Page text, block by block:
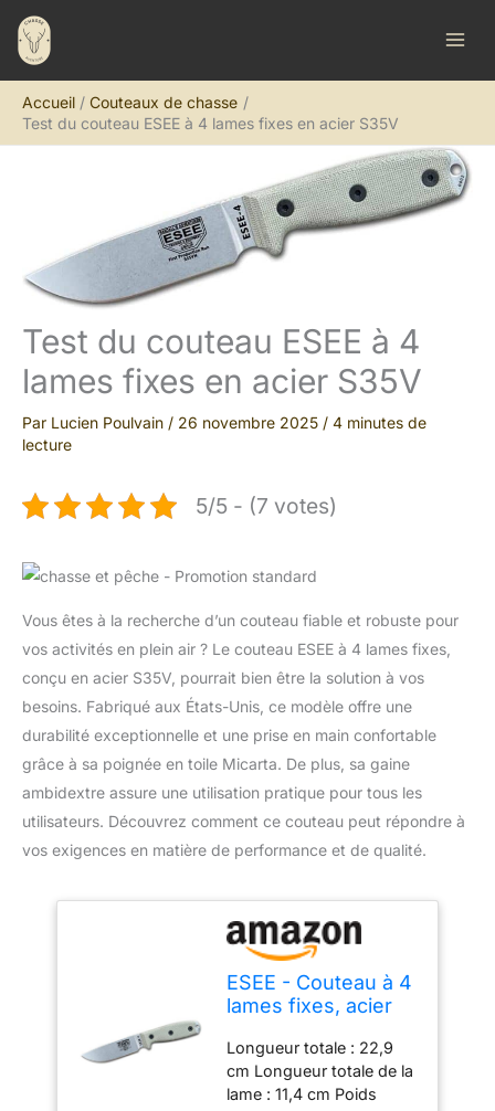
Aller
contenu
Accueil
Couteaux de chasse
Test du couteau ESEE à 4 lames fixes en acier S35V
Test du couteau ESEE à 4
lames fixes en acier S35V
Par Lucien Poulvain / 26 novembre 2025 / 4 minutes de
lecture
5/5 - (7 votes)
Vous êtes à la recherche d’un couteau fiable et robuste pour
vos activités en plein air ? Le couteau ESEE à 4 lames fixes,
conçu en acier S35V, pourrait bien être la solution à vos
besoins. Fabriqué aux États-Unis, ce modèle offre une
durabilité exceptionnelle et une prise en main confortable
grâce à sa poignée en toile Micarta. De plus, sa gaine
ambidextre assure une utilisation pratique pour tous les
utilisateurs. Découvrez comment ce couteau peut répondre à
vos exigences en matière de performance et de qualité.
ESEE - Couteau à 4
lames fixes, acier
ambidextre,
fabriqué aux États-
Unis (toile Micarta)
Longueur totale : 22,9
cm Longueur totale de la
lame : 11,4 cm Poids
R
e
h